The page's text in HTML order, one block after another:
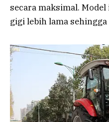
secara maksimal.
gigi lebih lama sehingga